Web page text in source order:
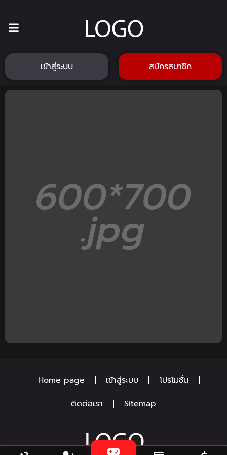
เข้าสู่ระบบ สมัครสมาชิก
Home page เข้าสู่ระบบ
โปรโมชั่น
ติดต่อเรา
Sitemap